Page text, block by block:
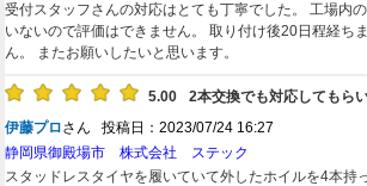
受付スタッフさんの対応はとても丁寧でした。 工場内
いないので評価はできません。 取り付け後20日程経ち
ん。 またお願いしたいと思います。
5.00
2本交換でも対応してもら
伊藤プロさん 投稿日：2023/07/24 16:27
静岡県御殿場市 株式会社 ステック
スタッドレスタイヤを履いていて外したホイルを4本持